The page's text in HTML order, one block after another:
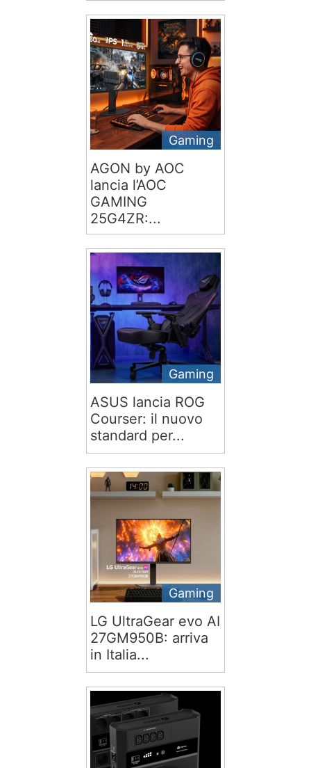
Gaming
AGON by AOC
lancia l’AOC
GAMING
25G4ZR:...
Gaming
ASUS lancia ROG
Courser: il nuovo
standard per...
Gaming
LG UltraGear evo AI
27GM950B: arriva
in Italia...